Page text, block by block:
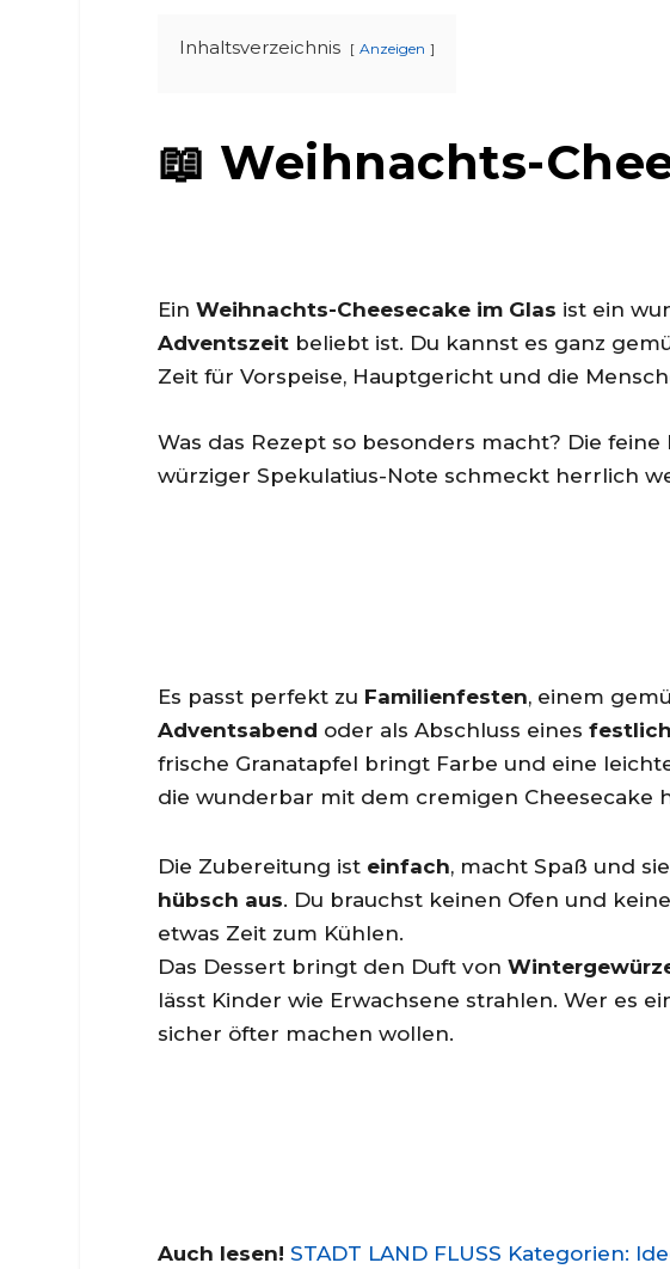
Inhaltsverzeichnis Anzeigen
📖 Weihnachts-
Ein Weihnachts-Cheesecake im Glas ist ein
Adventszeit beliebt ist. Du kannst es ganz
Zeit für Vorspeise, Hauptgericht und die
Was das Rezept so besonders macht? Die
würziger Spekulatius-Note schmeckt herrlich
Es passt perfekt zu Familienfesten, einem
Adventsabend oder als Abschluss eines
frische Granatapfel bringt Farbe und eine
die wunderbar mit dem cremigen Cheesecake
Die Zubereitung ist einfach, macht Spaß und
hübsch aus. Du brauchst keinen Ofen und
etwas Zeit zum Kühlen.
Das Dessert bringt den Duft von
lässt Kinder wie Erwachsene strahlen. Wer es
sicher öfter machen wollen.
Auch lesen! STADT LAND FLUSS Kategorien: